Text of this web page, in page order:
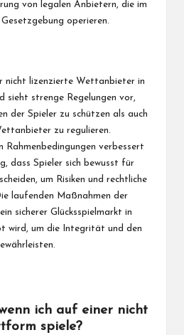
von legalen Anbietern, die im
operieren.
nicht lizenzierte Wettanbieter in
sieht strenge Regelungen vor,
der Spieler zu schützen als auch
zu regulieren.
Rahmenbedingungen verbessert
dass Spieler sich bewusst für
um Risiken und rechtliche
laufenden Maßnahmen der
sicherer Glücksspielmarkt in
wird, um die Integrität und den
ich auf einer nicht
spiele?